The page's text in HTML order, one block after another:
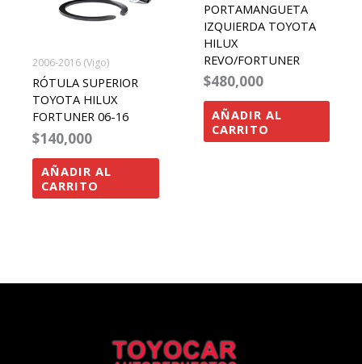
2006-2016 (Vigo)
RÓTULA SUPERIOR
TOYOTA HILUX
FORTUNER 06-16
$140,000
AÑADIR AL
CARRITO
PORTAMANGUETA
IZQUIERDA TOYOTA
HILUX
REVO/FORTUNER
$480,000
AÑADIR AL
CARRITO